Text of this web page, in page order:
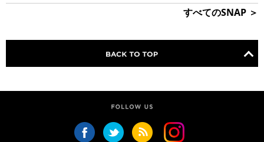
すべてのSNAP ＞